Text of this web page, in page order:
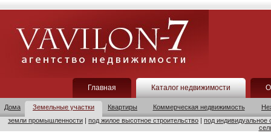
Главная Каталог недвижимости
Дома Земельные участки Квартиры Коммерческая недвижимость
земли промышленности | под жилое высотное строительство | под индивидуальное